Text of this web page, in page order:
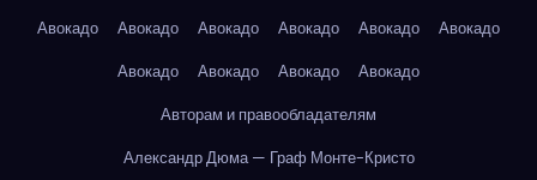
Авокадо
Авокадо Авокадо Авокадо Авокадо
Авокадо
Авокадо
Авокадо Авокадо
Авокадо
Авторам и правообладателям
Александр Дюма — Граф Монте-Кристо